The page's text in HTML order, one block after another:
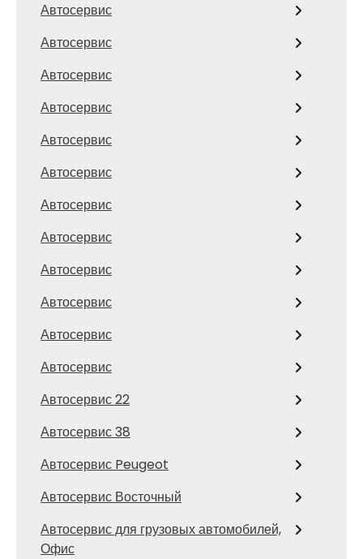
Автосервис
Автосервис
Автосервис
Автосервис
Автосервис
Автосервис
Автосервис
Автосервис
Автосервис
Автосервис
Автосервис
Автосервис
Автосервис 22
Автосервис 38
Автосервис Peugeot
Автосервис Восточный
Автосервис для грузовых автомобилей,
Офис